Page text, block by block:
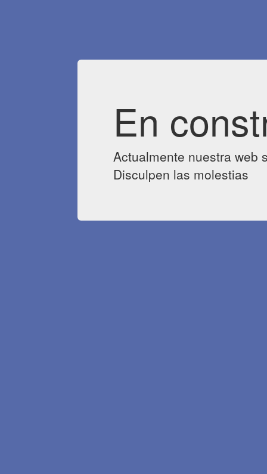
En
Actualmente nuestra web
Disculpen las molestias